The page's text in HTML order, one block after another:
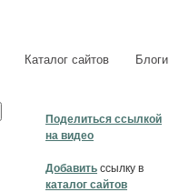
Каталог сайтов Блоги
Поделиться ссылкой
на видео
Добавить ссылку в
каталог сайтов